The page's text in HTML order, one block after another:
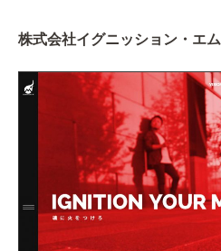
株式会社イグニッション・エム